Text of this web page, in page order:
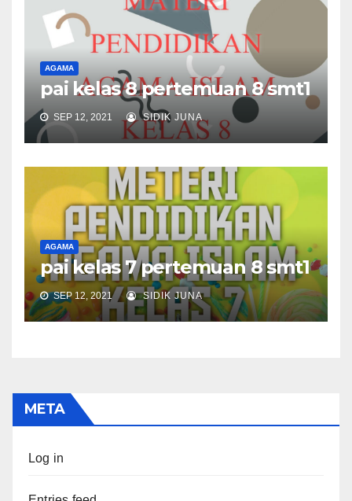
AGAMA
pai kelas 8 pertemuan 8 smt1
SEP 12, 2021 SIDIK JUNA
AGAMA
pai kelas 7 pertemuan 8 smt1
SEP 12, 2021 SIDIK JUNA
META
Log in